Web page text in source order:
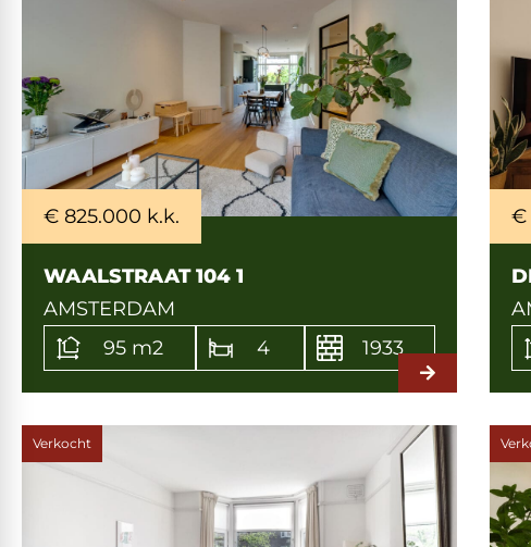
€ 825.000 k.k.
WAALSTRAAT 104 1
AMSTERDAM
95 m2
4 1933
€
Verkocht